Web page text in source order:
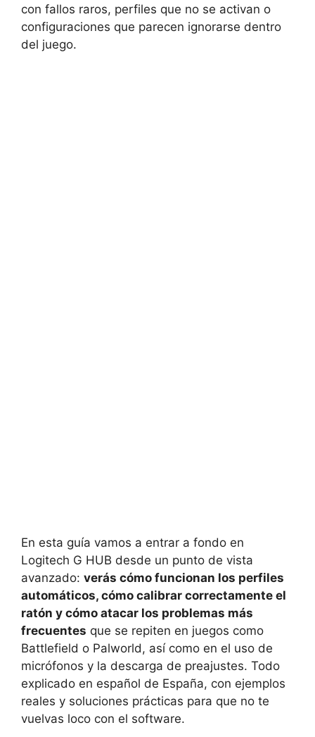
con fallos raros, perfiles que no se activan o
configuraciones que parecen ignorarse dentro
del juego.
En esta guía vamos a entrar a fondo en
Logitech G HUB desde un punto de vista
avanzado: verás cómo funcionan los perfiles
automáticos, cómo calibrar correctamente el
ratón y cómo atacar los problemas más
frecuentes que se repiten en juegos como
Battlefield o Palworld, así como en el uso de
micrófonos y la descarga de preajustes. Todo
explicado en español de España, con ejemplos
reales y soluciones prácticas para que no te
vuelvas loco con el software.